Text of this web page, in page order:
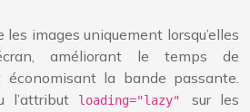
images uniquement lorsqu’elles
améliorant le temps de
la bande passante.
l’attribut
loading="lazy"sur les